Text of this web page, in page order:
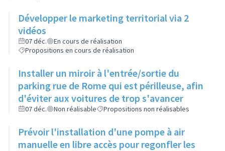
Développer le marketing territorial via 2
vidéos
07 déc.
En cours de réalisation
Propositions en cours de réalisation
Installer un miroir à l'entrée/sortie du
parking rue de Rome qui est périlleuse, afin
d'éviter aux voitures de trop s'avancer
07 déc. Non réalisable Propositions non réalisables
Prévoir l'installation d'une pompe à air
manuelle en libre accès pour regonfler les